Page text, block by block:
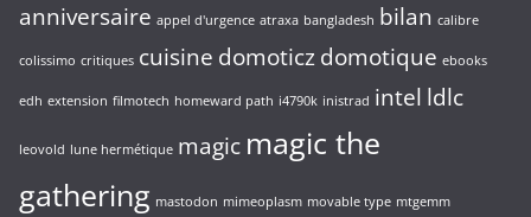
anniversaire appel d'urgence atraxa bangladesh bilan calibre
colissimo critiques cuisine domoticzdomotique ebooks
edh extension filmotech homeward path i4790k inistrad intel ldlc
leovold lune hermétique magic magic the
gathering mastodon mimeoplasm movable type mtgemm